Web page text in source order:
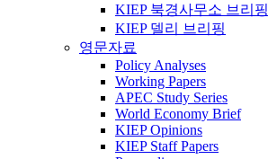
KIEP 북경사무소 브리핑
KIEP 델리 브리핑
영문자료
Policy Analyses
Working Papers
APEC Study Series
World Economy Brief
KIEP Opinions
KIEP Staff Papers